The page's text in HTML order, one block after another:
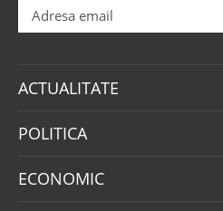
ACTUALITATE
POLITICA
ECONOMIC